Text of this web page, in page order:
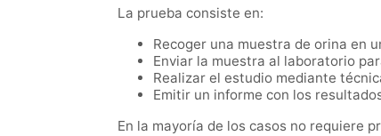
La prueba consiste en:
Recoger una muestra de orina en
Enviar la muestra al laboratorio
Realizar el estudio mediante
Emitir un informe con los
En la mayoría de los casos no requiere